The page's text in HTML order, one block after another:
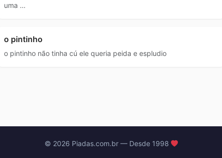
uma …
o pintinho
o pintinho não tinha cú ele queria peida e espludio
© 2026 Piadas.com.br — Desde 1998